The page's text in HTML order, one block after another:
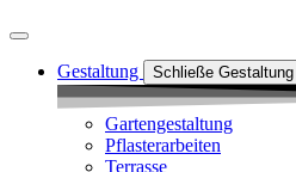
Gestaltung Schließe Gestaltung
Gartengestaltung
Pflasterarbeiten
Terrasse